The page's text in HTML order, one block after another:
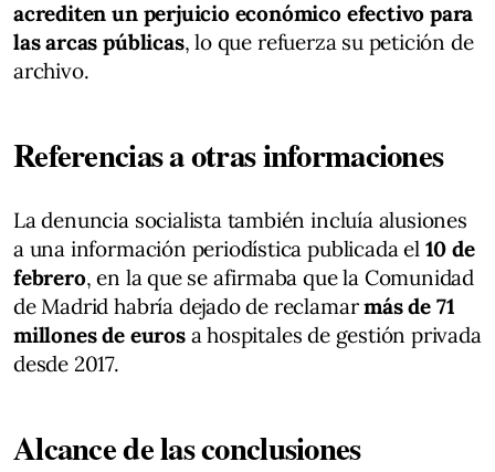
acrediten un perjuicio económico efectivo para
las arcas públicas, lo que refuerza su petición de
archivo.
Referencias a otras informaciones
La denuncia socialista también incluía alusiones
a una información periodística publicada el 10 de
febrero, en la que se afirmaba que la Comunidad
de Madrid habría dejado de reclamarmás de 71
millones de eurosa hospitales de gestión privada
desde 2017.
Alcance de las conclusiones